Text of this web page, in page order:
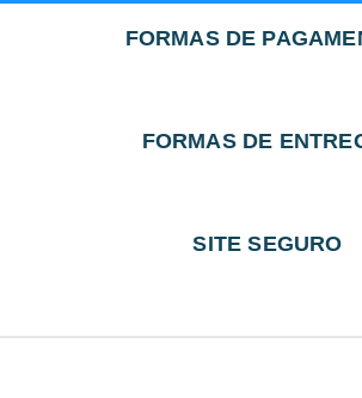
FORMAS DE
FORMAS DE
SITE SEGURO